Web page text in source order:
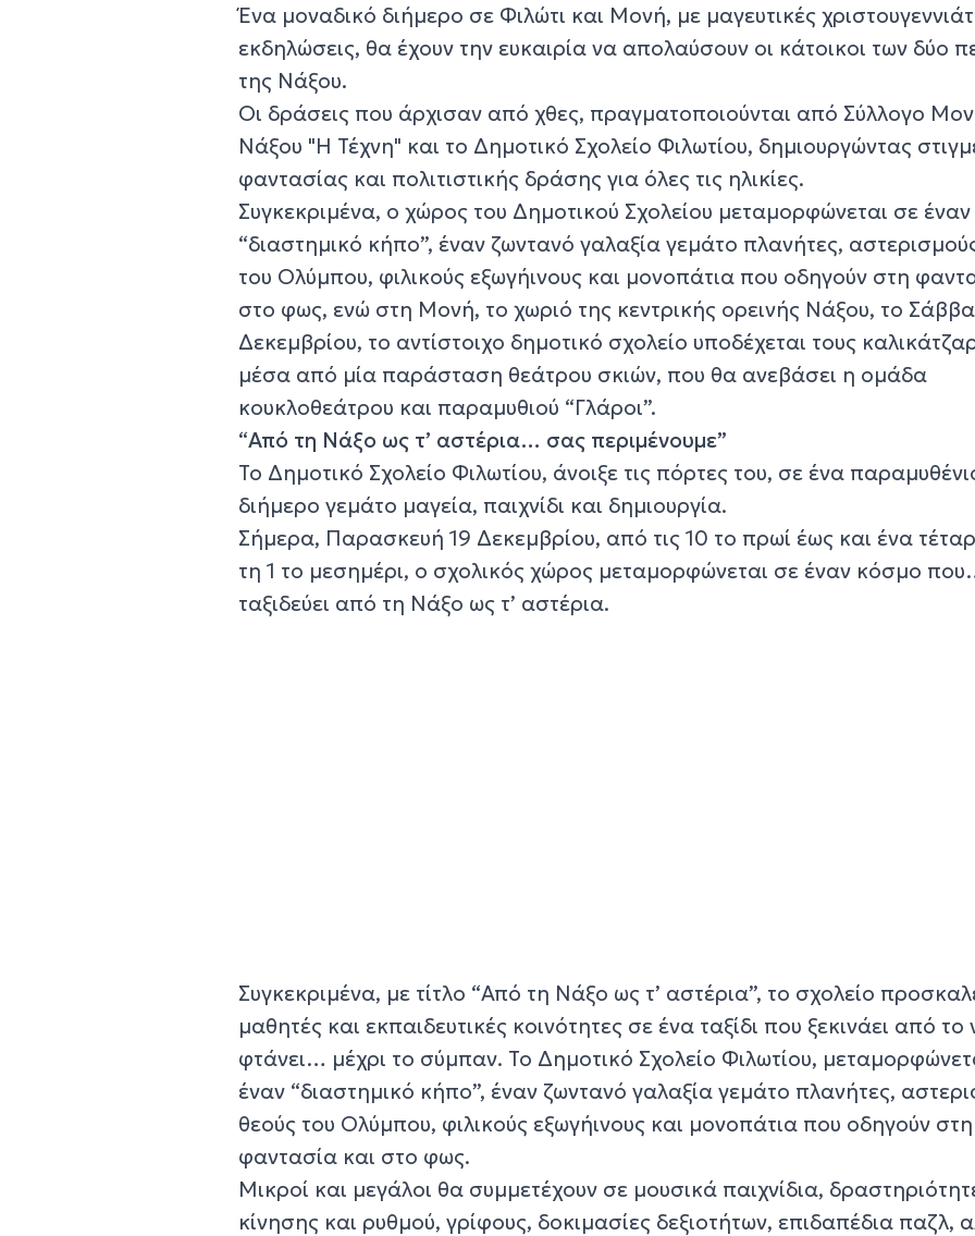
Ένα μοναδικό διήμερο σε Φιλώτι και Μονή, με μαγευτικές
εκδηλώσεις, θα έχουν την ευκαιρία να απολαύσουν οι κάτοικοι των δύο
της Νάξου.
Οι δράσεις που άρχισαν από χθες, πραγματοποιούνται από Σύλλογο
Nάξου "Η Τέχνη" και το Δημοτικό Σχολείο Φιλωτίου, δημιουργώντας
φαντασίας και πολιτιστικής δράσης για όλες τις ηλικίες.
Συγκεκριμένα, ο χώρος του Δημοτικού Σχολείου μεταμορφώνεται σε έναν
“διαστημικό κήπο”, έναν ζωντανό γαλαξία γεμάτο πλανήτες,
του Ολύμπου, φιλικούς εξωγήινους και μονοπάτια που οδηγούν στη
στο φως, ενώ στη Μονή, το χωριό της κεντρικής ορεινής Νάξου, το
Δεκεμβρίου, το αντίστοιχο δημοτικό σχολείο υποδέχεται τους
μέσα από μία παράσταση θεάτρου σκιών, που θα ανεβάσει η ομάδα
κουκλοθεάτρου και παραμυθιού “Γλάροι”.
“Από τη Νάξο ως τ’ αστέρια… σας περιμένουμε”
Το Δημοτικό Σχολείο Φιλωτίου, άνοιξε τις πόρτες του, σε ένα
διήμερο γεμάτο μαγεία, παιχνίδι και δημιουργία.
Σήμερα, Παρασκευή 19 Δεκεμβρίου, από τις 10 το πρωί έως και ένα
τη 1 το μεσημέρι, ο σχολικός χώρος μεταμορφώνεται σε έναν κόσμο
ταξιδεύει από τη Νάξο ως τ’ αστέρια.
Συγκεκριμένα, με τίτλο “Από τη Νάξο ως τ’ αστέρια”, το σχολείο
μαθητές και εκπαιδευτικές κοινότητες σε ένα ταξίδι που ξεκινάει από το
φτάνει… μέχρι το σύμπαν. Το Δημοτικό Σχολείο Φιλωτίου,
έναν “διαστημικό κήπο”, έναν ζωντανό γαλαξία γεμάτο πλανήτες,
θεούς του Ολύμπου, φιλικούς εξωγήινους και μονοπάτια που οδηγούν στη
φαντασία και στο φως.
Μικροί και μεγάλοι θα συμμετέχουν σε μουσικά παιχνίδια,
κίνησης και ρυθμού, γρίφους, δοκιμασίες δεξιοτήτων, επιδαπέδια παζλ,